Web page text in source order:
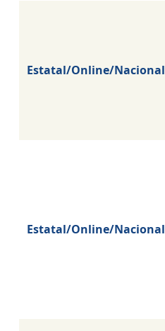
Estatal/Online/Nacional
Estatal/Online/Nacional